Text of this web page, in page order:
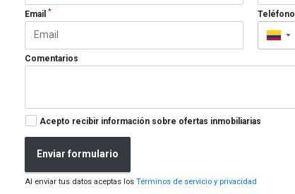
Email* Teléfono
▼
Comentarios
Acepto recibir información sobre ofertas inmobiliarias
Enviar formulario
Al enviar tus datos aceptas losTérminos de servicio y privacidad